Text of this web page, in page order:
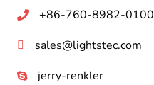
+86-760-8982-0100
sales@lightstec.com
jerry-renkler